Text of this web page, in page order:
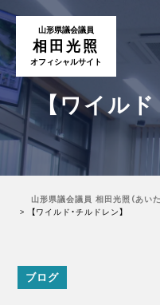
山形県議会議員
相田光照
オフィシャルサイト
【ワイル
山形県議会議員 相田光照（あい
【ワイルド・チルドレン】
ブログ